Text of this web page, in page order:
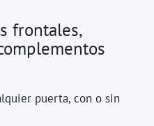
frontales,
puerta, con o sin